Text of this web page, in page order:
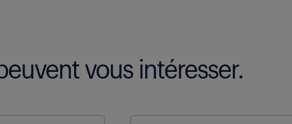
vous intéresser.